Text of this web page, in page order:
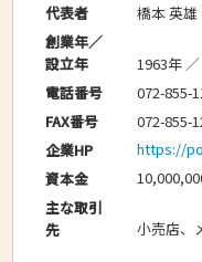
代表者
橋本 英雄
創業年／
設立年
1963年
電話番号
072-855-
FAX番号
072-855-
企業HP
https://
資本金
主な取引
先
小売店、